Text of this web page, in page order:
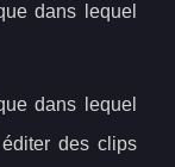
dans lequel
dans lequel
des clips